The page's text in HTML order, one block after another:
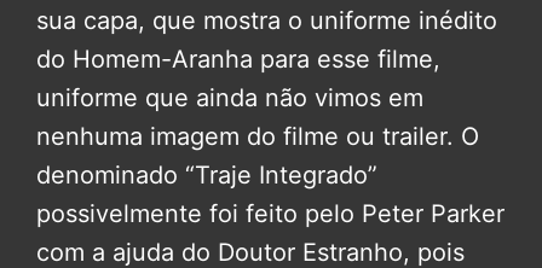
sua capa, que mostra o uniforme inédito
do Homem-Aranha para esse filme,
uniforme que ainda não vimos em
nenhuma imagem do filme ou trailer. O
denominado “Traje Integrado”
possivelmente foi feito pelo Peter Parker
com a ajuda do Doutor Estranho, pois